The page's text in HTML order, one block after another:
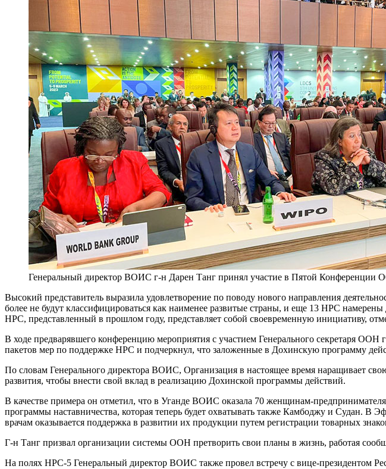
Генеральный директор ВОИС г-н Дарен Танг принял участие в Пятой
Высокий представитель выразила удовлетворение по поводу нового направления
более не будут классифицироваться как наименее развитые страны, и еще 13 НРС
НРС, представленный в прошлом году, представляет собой своевременную инициативу,
В ходе предварявшего конференцию мероприятия с участием Генерального секретаря
пакетов мер по поддержке НРС и подчеркнул, что заложенные в Дохинскую программу
По словам Генерального директора ВОИС, Организация в настоящее время наращивает
развития, чтобы внести свой вклад в реализацию Дохинской программы действий.
В качестве примера он отметил, что в Уганде ВОИС оказала 70 женщинам-
программы наставничества, которая теперь будет охватывать также Камбоджу и Судан.
врачам оказывается поддержка в развитии их продукции путем регистрации товарных
Г-н Танг призвал организации системы ООН претворить свои планы в жизнь, работая
На полях НРС-5 Генеральный директор ВОИС также провел встречу с вице-президентом